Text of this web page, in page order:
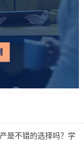
是不错的选择吗？学